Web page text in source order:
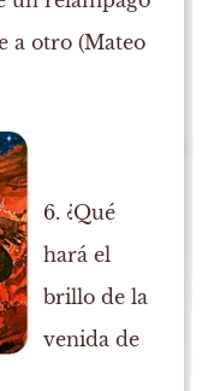
a otro (Mateo
6. ¿Qué
hará el
brillo de la
venida de